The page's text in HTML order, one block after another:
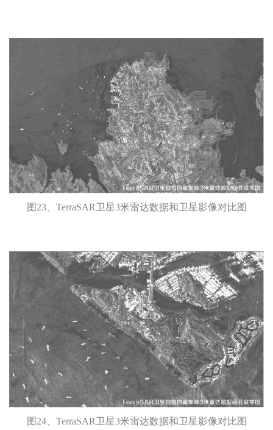
图23、TerraSAR卫星3米雷达数据和卫星影像对比图
图24、TerraSAR卫星3米雷达数据和卫星影像对比图